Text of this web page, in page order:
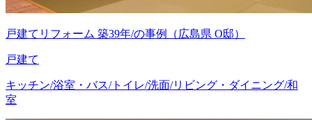
戸建てリフォーム 築39年/の事例（広島県 O邸）
戸建て
キッチン/浴室・バス/トイレ/洗面/リビング・ダイニング/和
室